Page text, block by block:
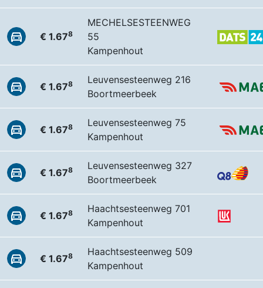
€ 1.678
MECHELSESTEENWEG
55
Kampenhout
€ 1.678
Leuvensesteenweg 216
Boortmeerbeek
€ 1.678
Leuvensesteenweg 75
Kampenhout
€ 1.678
Leuvensesteenweg 327
Boortmeerbeek
€ 1.678
Haachtsesteenweg 701
Kampenhout
€ 1.678
Haachtsesteenweg 509
Kampenhout